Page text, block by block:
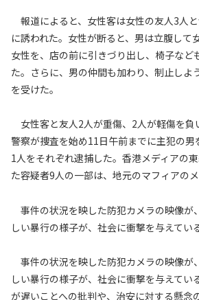
報道によると、女性客は女性の友人3人
に誘われた。女性が断ると、男は立腹して
女性を、店の前に引きづり出し、椅子など
た。さらに、男の仲間も加わり、制止しよ
を受けた。
女性客と友人2人が重傷、2人が軽傷を負
警察が捜査を始め11日午前までに主犯の
1人をそれぞれ逮捕した。香港メディアの
た容疑者9人の一部は、地元のマフィアのメ
事件の状況を映した防犯カメラの映像が
しい暴行の様子が、社会に衝撃を与えている
事件の状況を映した防犯カメラの映像が
しい暴行の様子が、社会に衝撃を与えてい
が遅いことへの批判や、治安に対する懸念